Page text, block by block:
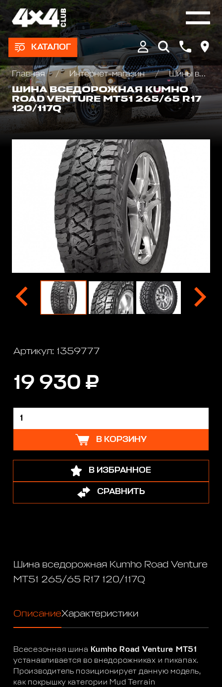
КАТАЛОГ
Главная Интернет-магазин
Шины всесезонные внедорожные
ШИНА ВСЕДОРОЖНАЯ KUMHO
ROAD VENTURE MT51 265/65 R17
120/117Q
Артикул: 1359777
19 930 ₽
В КОРЗИНУ
В ИЗБРАННОЕ
СРАВНИТЬ
Шина вседорожная Kumho Road Venture
MT51 265/65 R17 120/117Q
ОписаниеХарактеристики
Всесезонная шина Kumho Road Venture MT51
устанавливается во внедорожниках и пикапах.
Производитель позиционирует данную модель,
как покрышку категории Mud Terrain